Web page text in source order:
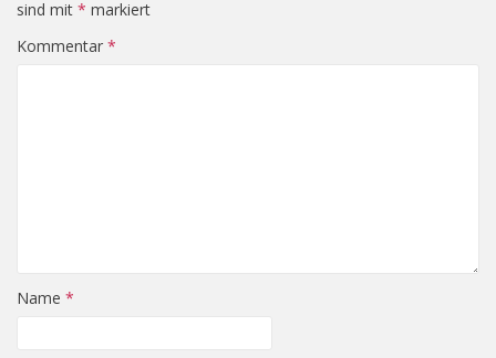
sind mit * markiert
Kommentar *
Name *